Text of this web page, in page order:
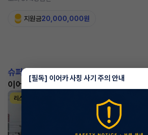
지원금20,000,000원
슈퍼카!
이어카에서 좋은 조건으로 만나보세요
리스
[필독] 이어카 사칭 사기 주의 안내